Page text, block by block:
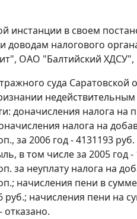
инстанции в своем
доводам налогового
ОАО "Балтийский
суда Саратовской
доначисления налога на
налога на
за 2006 год - 4131193
в том числе за 2005 год
за неуплату налога на
начисления пени в
руб.; начисления пени на
отказано.